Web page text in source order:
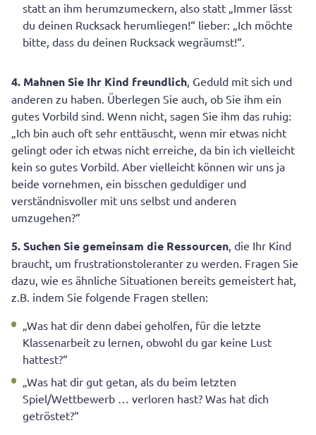
statt an ihm herumzumeckern, also statt „Immer lässt
du deinen Rucksack herumliegen!“ lieber: „Ich möchte
bitte, dass du deinen Rucksack wegräumst!“.
4. Mahnen Sie Ihr Kind freundlich, Geduld mit sich und
anderen zu haben. Überlegen Sie auch, ob Sie ihm ein
gutes Vorbild sind. Wenn nicht, sagen Sie ihm das ruhig:
„Ich bin auch oft sehr enttäuscht, wenn mir etwas nicht
gelingt oder ich etwas nicht erreiche, da bin ich vielleicht
kein so gutes Vorbild. Aber vielleicht können wir uns ja
beide vornehmen, ein bisschen geduldiger und
verständnisvoller mit uns selbst und anderen
umzugehen?“
5. Suchen Sie gemeinsam die Ressourcen, die Ihr Kind
braucht, um frustrationstoleranter zu werden. Fragen Sie
dazu, wie es ähnliche Situationen bereits gemeistert hat,
z.B. indem Sie folgende Fragen stellen:
„Was hat dir denn dabei geholfen, für die letzte
Klassenarbeit zu lernen, obwohl du gar keine Lust
hattest?“
„Was hat dir gut getan, als du beim letzten
Spiel/Wettbewerb … verloren hast? Was hat dich
getröstet?“